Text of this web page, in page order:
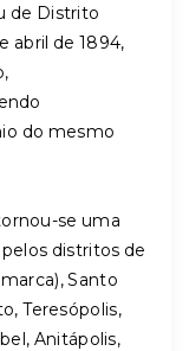
de Distrito
abril de 1894,
do mesmo
se uma
distritos de
Santo
Teresópolis,
Anitápolis,